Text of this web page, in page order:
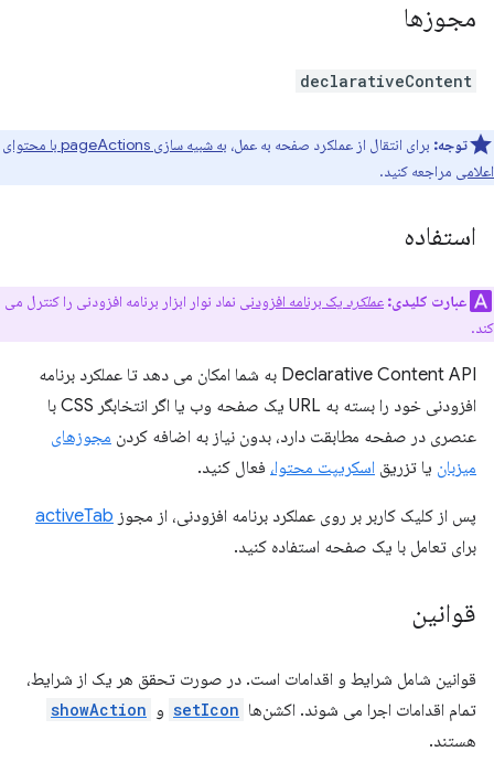
مجوزها
declarativeContent
توجه: برای انتقال از عملکرد صفحه به عمل،
به شبیه سازی pageActions با محتوای
اعلامی مراجعه کنید.
استفاده
عبارت کلیدی: عملکرد یک برنامه افزودنی نماد نوار ابزار برنامه افزودنی را کنترل می
کند.
Declarative Content API به شما امکان می دهد تا عملکرد برنامه
افزودنی خود را بسته به URL یک صفحه وب یا اگر انتخابگر CSS با
عنصری در صفحه مطابقت دارد، بدون نیاز به اضافه کردن مجوزهای
میزبان یا تزریق اسکریپت محتوا، فعال کنید.
پس از کلیک کاربر بر روی عملکرد برنامه افزودنی، از مجوز activeTab
برای تعامل با یک صفحه استفاده کنید.
قوانین
قوانین شامل شرایط و اقدامات است. در صورت تحقق هر یک از شرایط،
تمام اقدامات اجرا می شوند. اکشن‌ها setIcon و showAction
هستند.